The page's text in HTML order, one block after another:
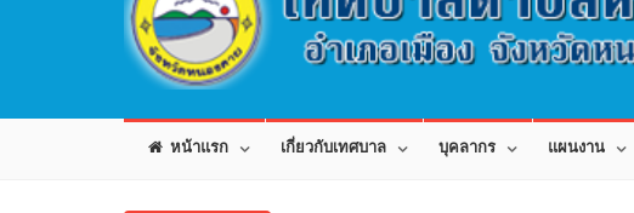
หน้าแรก เกี่ยวกับเทศบาล บุคลากร แผนงาน